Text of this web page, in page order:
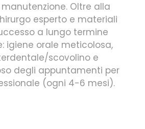
Oltre alla
esperto e materiali
a lungo termine
igiene orale meticolosa,
scovolino e
degli appuntamenti per
(ogni 4-6 mesi).